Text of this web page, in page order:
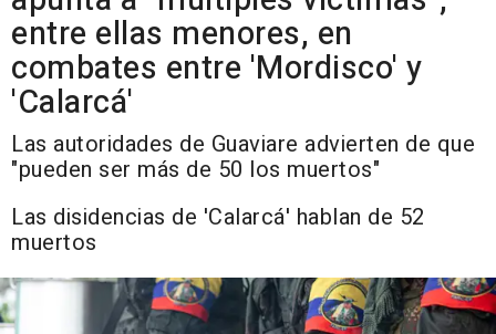
entre ellas menores, en
combates entre 'Mordisco' y
'Calarcá'
Las autoridades de Guaviare advierten de que
"pueden ser más de 50 los muertos"
Las disidencias de 'Calarcá' hablan de 52
muertos